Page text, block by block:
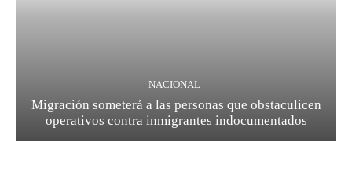
NACIONAL
Migración someterá a las personas que obstaculicen
operativos contra inmigrantes indocumentados